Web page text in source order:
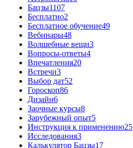
Бацзы1107
Бесплатно2
Бесплатное обучение49
Вебинары48
Волшебные вещи3
Вопросы-ответы4
Впечатления20
Встречи3
Выбор дат52
Гороскоп86
Дизайн6
Заочные курсы8
Зарубежный опыт5
Инструкция к применению25
Исследования3
Калькулятор Бацзы17